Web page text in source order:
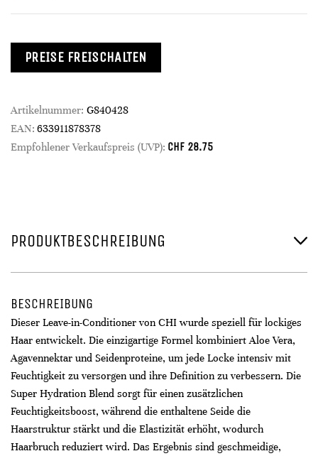
PREISE FREISCHALTEN
Artikelnummer: G840428
EAN: 633911878378
Empfohlener Verkaufspreis (UVP): CHF 28.75
PRODUKTBESCHREIBUNG
BESCHREIBUNG
Dieser Leave-in-Conditioner von CHI wurde speziell für lockiges
Haar entwickelt. Die einzigartige Formel kombiniert Aloe Vera,
Agavennektar und Seidenproteine, um jede Locke intensiv mit
Feuchtigkeit zu versorgen und ihre Definition zu verbessern. Die
Super Hydration Blend sorgt für einen zusätzlichen
Feuchtigkeitsboost, während die enthaltene Seide die
Haarstruktur stärkt und die Elastizität erhöht, wodurch
Haarbruch reduziert wird. Das Ergebnis sind geschmeidige,